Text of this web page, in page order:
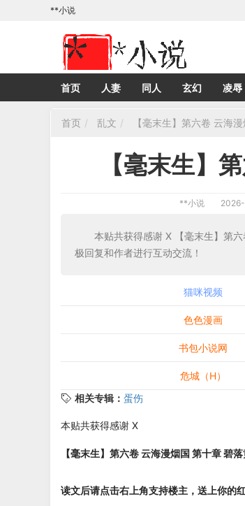
**小说
首页 人妻 同人 玄幻 凌辱
首页 乱文 【毫末生】第六卷 云海
【毫末生】
**小说
本贴共获得感谢 X 【毫末生】第
极回复和作者进行互动交流！
猫咪视频
色色漫画
书包小说网
危城（H）
相关专辑： 蛋伤
本贴共获得感谢 X
【毫末生】第六卷 云海漫烟国 第十章 碧
读文后请点击右上角支持楼主，送上你的